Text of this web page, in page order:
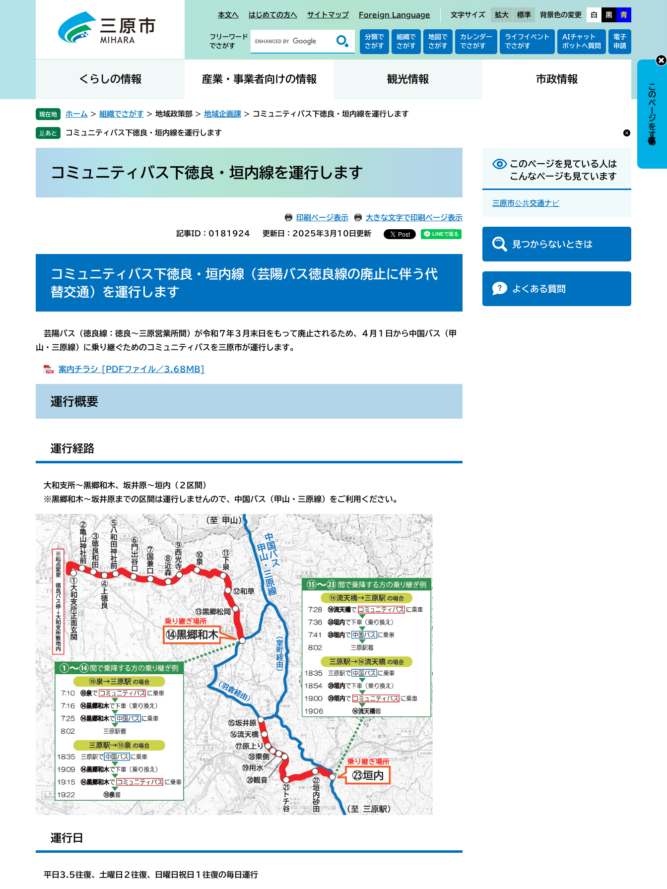
。
て
本文へ はじめての方へ サイトマップ Foreign Language 文字サイズ 拡大 標準 背景色の変更 白 黒 青
フリーワード
でさがす
分類で
さがす
組織で
さがす
地図で
さがす
カレンダー
でさがす
ライフイベント
でさがす
AIチャット
ボットへ質問
電子
申請
くらしの情報 産業・事業者向けの情報 観光情報 市政情報
現在地 ホーム > 組織でさがす > 地域政策部 > 地域企画課 > コミュニティバス下徳良・垣内線を運行します
コミュニティバス下徳良・垣内線を運行します
コミュニティバス下徳良・垣内線を運行します
印刷ページ表示 大きな文字で印刷ページ表示
記事ID：0181924 更新日：2025年3月10日更新
コミュニティバス下徳良・垣内線（芸陽バス徳良線の廃止に伴う代
替交通）を運行します
​ 芸陽バス（徳良線：徳良～三原営業所間）が令和７年３月末日をもって廃止されるため、４月１日から中国バス（甲
山・三原線）に乗り継ぐためのコミュニティバスを三原市が運行します。
案内チラシ [PDFファイル／3.68MB]
運行概要
運行経路
大和支所～黒郷和木、坂井原～垣内（２区間）
※黒郷和木～坂井原までの区間は運行しませんので、中国バス（甲山・三原線）をご利用ください。
運行日
平日3.5往復、土曜日２往復、日曜日祝日１往復の毎日運行
このページを見ている人は
こんなページも見ています
三原市公共交通ナビ
見つからないときは
よくある質問
このページを保存する